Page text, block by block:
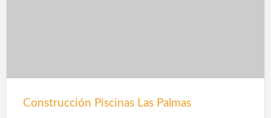
Construcción Piscinas Las Palmas